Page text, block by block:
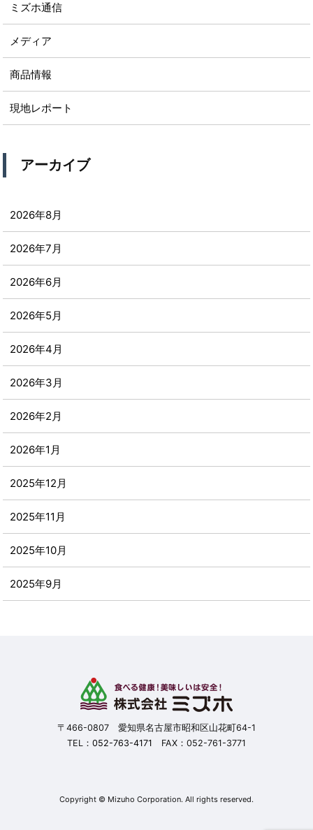
ミズホ通信
メディア
商品情報
現地レポート
アーカイブ
2026年8月
2026年7月
2026年6月
2026年5月
2026年4月
2026年3月
2026年2月
2026年1月
2025年12月
2025年11月
2025年10月
2025年9月
〒466-0807 愛知県名古屋市昭和区山花町64-1
TEL： 052-763-4171 FAX：052-761-3771
Copyright © Mizuho Corporation. All rights reserved.